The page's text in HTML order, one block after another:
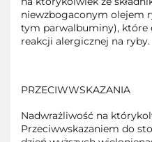
niewzbogaconym olejem
tym parwalbuminy), które
reakcji alergicznej na ryby.
PRZECIWWSKAZANIA
Nadwrażliwość na
Przeciwwskazaniem do